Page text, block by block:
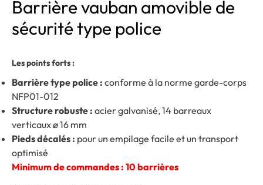
Barrière vauban amovible de
sécurité type police
Les points forts :
Barrière type police : conforme à la norme garde-corps
NFP01-012
Structure robuste : acier galvanisé, 14 barreaux
verticaux ø 16 mm
Pieds décalés : pour un empilage facile et un transport
optimisé
Minimum de commandes : 10 barrières